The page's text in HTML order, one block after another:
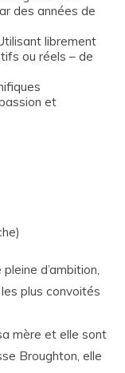
des années de
librement
ou réels – de
et
d’ambition,
plus convoités
mère et elle sont
Broughton, elle